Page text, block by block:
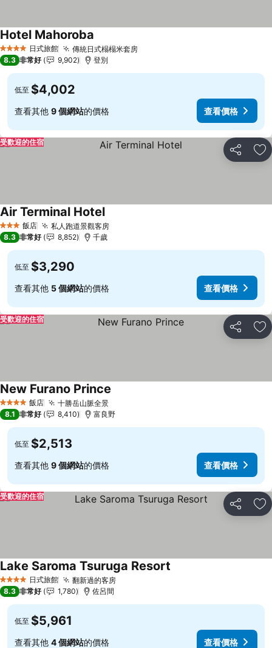
4 星級 日式旅館 傳統日式榻榻米套房查看價格
Hotel Mahoroba
8.3 非常好 9,902 登別
低至 $4,002
查看其他 9 個網站的價格 查看價格
分享 加
受歡迎的住宿
3 星級 飯店 私人跑道景觀客房查看價格
Air Terminal Hotel查看價格
8.3 非常好 8,852 千歲
低至 $3,290
查看其他 5 個網站的價格 查看價格
分享 加
受歡迎的住宿
4 星級 飯店 十勝岳山脈全景查看價格
New Furano Prince
8.1 非常好 8,410 富良野
低至 $2,513
查看其他 9 個網站的價格 查看價格
分享 加
受歡迎的住宿
4 星級 日式旅館 翻新過的客房查看價格
Lake Saroma Tsuruga Resort
8.3 非常好 1,780 佐呂間
低至 $5,961
查看其他 4 個網站的價格 查看價格